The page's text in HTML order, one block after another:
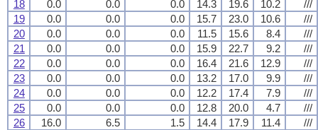
18
0.0 0.0 0.0 14.3 19.6 10.2
///
19
0.0 0.0 0.0 15.7 23.0 10.6
///
20
0.0 0.0 0.0 11.5 15.6 8.4
///
21
0.0 0.0 0.0 15.9 22.7 9.2
///
22
0.0 0.0 0.0 16.4 21.6 12.9
///
23
0.0 0.0 0.0 13.2 17.0 9.9
///
24
0.0 0.0 0.0 12.2 17.4 7.9
///
25
0.0 0.0 0.0 12.8 20.0 4.7
///
26
16.0 6.5 1.5 14.4 17.9 11.4
///